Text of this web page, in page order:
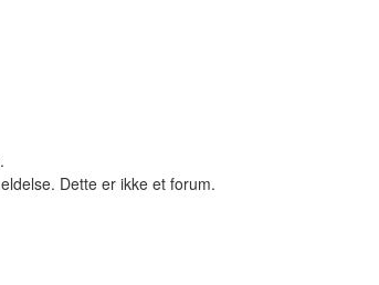
Dette er ikke et forum.